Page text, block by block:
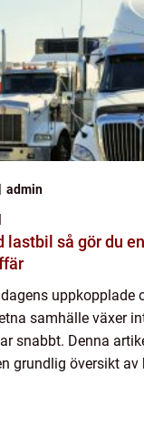
admin
en trygg och
dagens uppkopplade
samhälle växer
snabbt. Denna
grundlig översikt av